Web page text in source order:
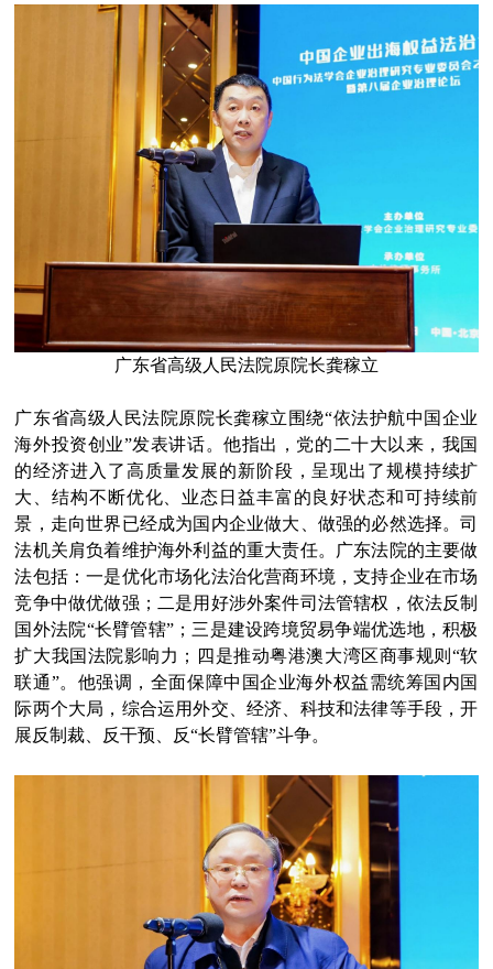
广东省高级人民法院原院长龚稼立
广东省高级人民法院原院长龚稼立围绕“依法护航中国企业
海外投资创业”发表讲话。他指出，党的二十大以来，我国
的经济进入了高质量发展的新阶段，呈现出了规模持续扩
大、结构不断优化、业态日益丰富的良好状态和可持续前
景，走向世界已经成为国内企业做大、做强的必然选择。司
法机关肩负着维护海外利益的重大责任。广东法院的主要做
法包括：一是优化市场化法治化营商环境，支持企业在市场
竞争中做优做强；二是用好涉外案件司法管辖权，依法反制
国外法院“长臂管辖”；三是建设跨境贸易争端优选地，积极
扩大我国法院影响力；四是推动粤港澳大湾区商事规则“软
联通”。他强调，全面保障中国企业海外权益需统筹国内国
际两个大局，综合运用外交、经济、科技和法律等手段，开
展反制裁、反干预、反“长臂管辖”斗争。